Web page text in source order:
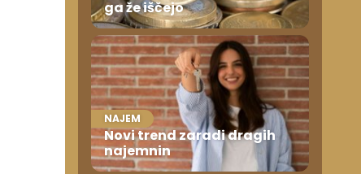
ga že iščejo
NAJEM
Novi trend zaradi dragih
najemnin